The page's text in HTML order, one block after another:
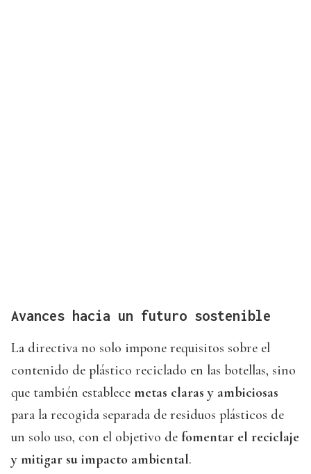
Avances hacia un futuro sostenible
La directiva no solo impone requisitos sobre el
contenido de plástico reciclado en las botellas, sino
que también establece metas claras y ambiciosas
para la recogida separada de residuos plásticos de
un solo uso, con el objetivo de fomentar el reciclaje
y mitigar su impacto ambiental.